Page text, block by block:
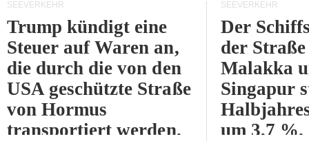
SEEVERKEHR
Trump kündigt eine
Steuer auf Waren an,
die durch die von den
USA geschützte Straße
von Hormus
transportiert werden.
SEEVERKEHR
Der
der
Malakka
Singapur
um 3,7 %.